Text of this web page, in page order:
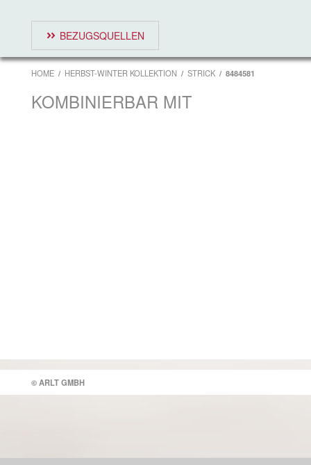
BEZUGSQUELLEN
HOME HERBST-WINTER KOLLEKTION STRICK 8484581
KOMBINIERBAR MIT
© ARLT GMBH